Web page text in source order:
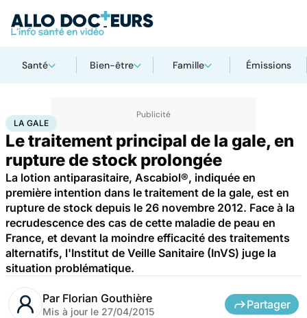
Santé Bien-être Famille Émissions
AccueilSanté
LA GALE
Le traitement principal de la gale, en
rupture de stock prolongée
La lotion antiparasitaire, Ascabiol®, indiquée en
première intention dans le traitement de la gale, est en
rupture de stock depuis le 26 novembre 2012. Face à la
recrudescence des cas de cette maladie de peau en
France, et devant la moindre efficacité des traitements
alternatifs, l'Institut de Veille Sanitaire (InVS) juge la
situation problématique.
Par Florian Gouthière
Mis à jour le 27/04/2015
Partager